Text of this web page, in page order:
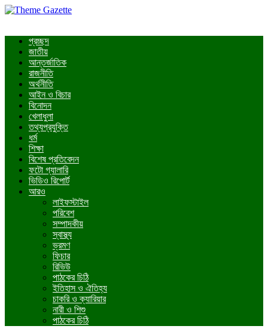
প্রচ্ছদ
জাতীয়
আন্তর্জাতিক
রাজনীতি
অর্থনীতি
আইন ও বিচার
বিনোদন
খেলাধুলা
তথ্যপ্রযুক্তি
ধর্ম
শিক্ষা
বিশেষ প্রতিবেদন
ফটো গ্যালারি
ভিডিও রিপোর্ট
আরও
লাইফস্টাইল
পরিবেশ
সম্পাদকীয়
স্বাস্থ্য
ভ্রমণ
ফিচার
রিভিউ
পাঠকের চিঠি
ইতিহাস ও ঐতিহ্য
চাকরি ও ক্যারিয়ার
নারী ও শিশু
পাঠকের চিঠি